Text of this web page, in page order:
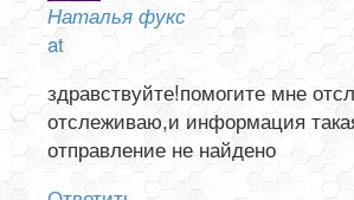
Наталья фукс
at
здравствуйте!помогите мне
отслеживаю,и информация
отправление не найдено